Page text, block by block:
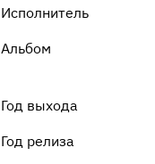
Исполнитель
Альбом
Год выхода
Год релиза